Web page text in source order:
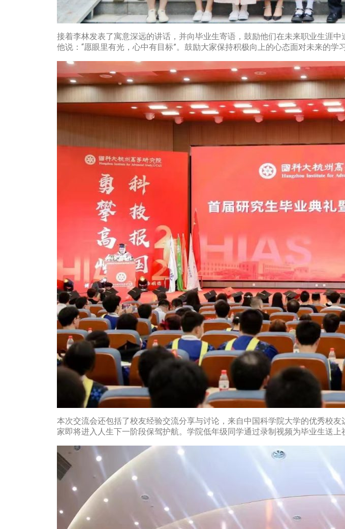
接着李林发表了寓意深远的讲话，并向毕业生寄语，鼓励他们在未来职业生涯
他说：“愿眼里有光，心中有目标”。鼓励大家保持积极向上的心态面对未来的学
本次交流会还包括了校友经验交流分享与讨论，来自中国科学院大学的优秀校
家即将进入人生下一阶段保驾护航。学院低年级同学通过录制视频为毕业生送